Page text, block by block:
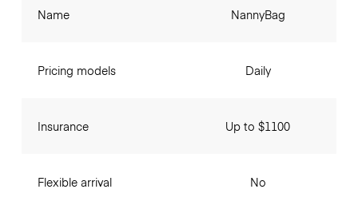
Name
Pricing models
Insurance
Flexible arrival
NannyBag
Daily
Up to $1100
No